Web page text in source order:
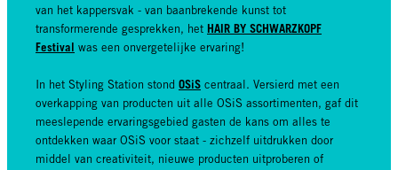
van het kappersvak - van baanbrekende kunst tot
transformerende gesprekken, het HAIR BY SCHWARZKOPF
Festival was een onvergetelijke ervaring!
In het Styling Station stond OSiS centraal. Versierd met een
overkapping van producten uit alle OSiS assortimenten, gaf dit
meeslepende ervaringsgebied gasten de kans om alles te
ontdekken waar OSiS voor staat - zichzelf uitdrukken door
middel van creativiteit, nieuwe producten uitproberen of